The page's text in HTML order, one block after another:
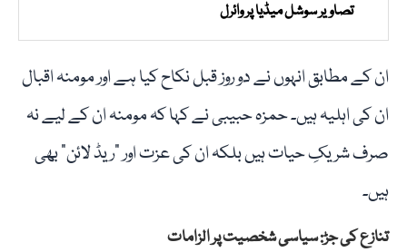
تصاویر سوشل میڈیا پر وائرل
ان کے مطابق انہوں نے دو روز قبل نکاح کیا ہے اور مومنہ اقبال
ان کی اہلیہ ہیں۔ حمزہ حبیبی نے کہا کہ مومنہ ان کے لیے نہ
صرف شریکِ حیات ہیں بلکہ ان کی عزت اور “ریڈ لائن” بھی
ہیں۔
تنازع کی جڑ: سیاسی شخصیت پر الزامات